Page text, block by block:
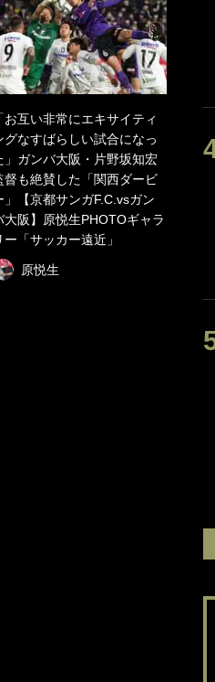
お互い非常にエキサイティ
グなすばらしい試合になっ
」ガンバ大阪・片野坂知宏
督も絶賛した「関西ダービ
」【京都サンガF.C.vsガン
大阪】原悦生PHOTOギャラ
ー「サッカー遠近」
原悦生